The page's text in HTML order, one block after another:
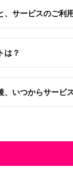
、サービスのご利
は？
、いつからサービ